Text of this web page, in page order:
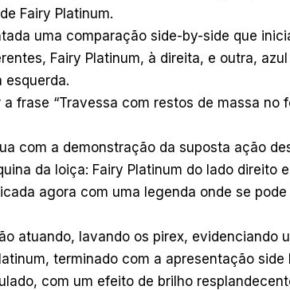
Fairy Platinum.
uma comparação side-by-side que
Fairy Platinum, à direita, e outra,
esquerda.
frase “Travessa com restos de massa no
com a demonstração da suposta ação
da loiça: Fairy Platinum do lado direito
agora com uma legenda onde se pode
atuando, lavando os pirex, evidenciando
terminado com a apresentação
com um efeito de brilho